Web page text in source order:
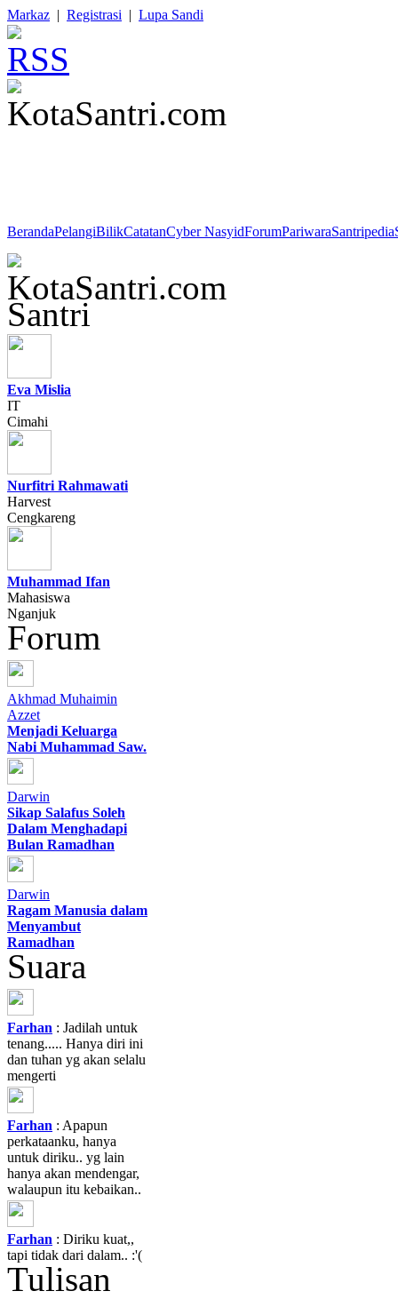
Markaz | Registrasi | Lupa Sandi
BerandaPelangiBilikCatatanCyber NasyidForumPariwaraSantripedia
Santri
Eva Mislia
IT
Cimahi
Nurfitri Rahmawati
Harvest
Cengkareng
Muhammad Ifan
Mahasiswa
Nganjuk
Forum
Akhmad Muhaimin
Azzet
Menjadi Keluarga
Nabi Muhammad Saw.
Darwin
Sikap Salafus Soleh
Dalam Menghadapi
Bulan Ramadhan
Darwin
Ragam Manusia dalam
Menyambut
Ramadhan
Suara
Farhan : Jadilah untuk
tenang..... Hanya diri ini
dan tuhan yg akan selalu
mengerti
Farhan : Apapun
perkataanku, hanya
untuk diriku.. yg lain
hanya akan mendengar,
walaupun itu kebaikan..
Farhan : Diriku kuat,,
tapi tidak dari dalam.. :'(
Tulisan